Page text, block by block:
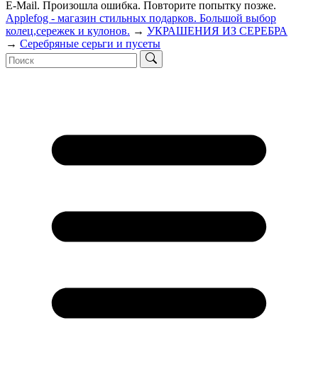
E-Mail. Произошла ошибка. Повторите попытку позже.
Applefog - магазин стильных подарков. Большой выбор
колец,сережек и кулонов. → УКРАШЕНИЯ ИЗ СЕРЕБРА
→ Серебряные серьги и пусеты